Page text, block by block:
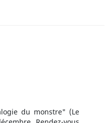
du monstre" (Le